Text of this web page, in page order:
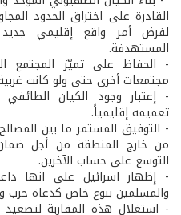
القادرة على اختراق الحدود
لفرض أمر واقع إقليمي
المستهدفة.
-­ الحفاظ على تميّز المجتمع
مجتمعات أخرى حتى ولو كانت
-­ إعتبار وجود الكيان
تعميمه إقليمياً.
-­ التوفيق المستمر ما بين
من خارج المنطقة من أجل ضمان
التوسع على حساب الآخرين.
-­ إظهار اسرائيل على انها
والمسلمين بنوع خاص كدعاة حرب
-­ استغلال هذه المقاربة